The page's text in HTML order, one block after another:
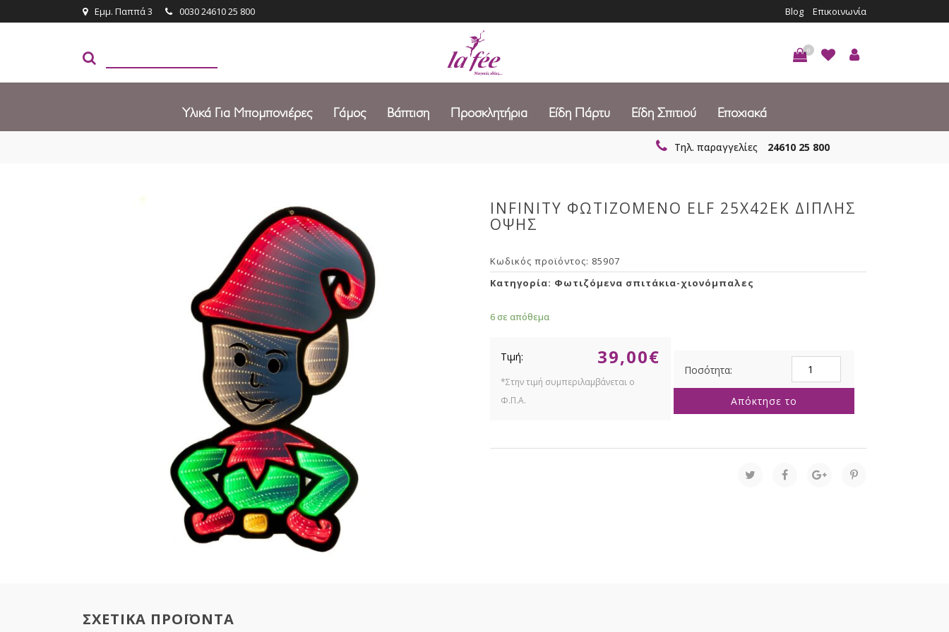
Εμμ. Παππά 3 0030 24610 25 800 Blog Επικοινωνία
0
Υλικά Για Μπομπονιέρες Γάμος Βάπτιση Προσκλητήρια Είδη Πάρτυ Είδη Σπιτιού Εποχιακά
Τηλ. παραγγελίες 24610 25 800
INFINITY ΦΩΤΙΖΟΜΕΝΟ ELF 25Χ42ΕΚ ΔΙΠΛΗΣ
ΟΨΗΣ
Κωδικός προϊόντος: 85907
Κατηγορία: Φωτιζόμενα σπιτάκια-χιονόμπαλες
6 σε απόθεμα
39,00€
ΦΩΤΙΖΟΜΕΝΟ
ELF
25Χ42ΕΚ
ΔΙΠΛΗΣ
ποσότητα
Απόκτησε το
ΣΧΕΤΙΚΑ ΠΡΟΪΟΝΤΑ